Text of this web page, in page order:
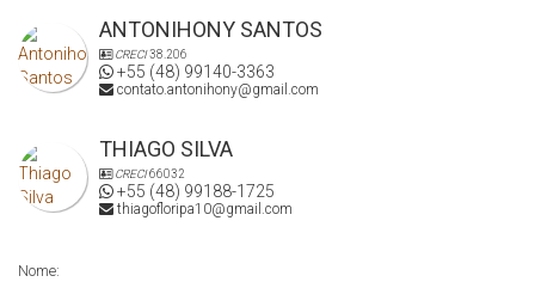
ANTONIHONY SANTOS
CRECI38.206
+55 (48) 99140-3363
contato.antonihony@gmail.com
THIAGO SILVA
CRECI66032
+55 (48) 99188-1725
thiagofloripa10@gmail.com
Nome: